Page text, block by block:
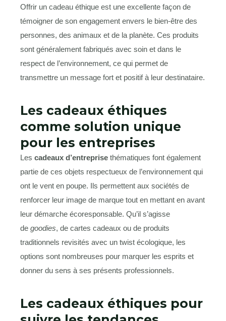
Offrir un cadeau éthique est une excellente façon de
témoigner de son engagement envers le bien-être des
personnes, des animaux et de la planète. Ces produits
sont généralement fabriqués avec soin et dans le
respect de l’environnement, ce qui permet de
transmettre un message fort et positif à leur destinataire.
Les cadeaux éthiques
comme solution unique
pour les entreprises
Les cadeaux d’entreprise thématiques font également
partie de ces objets respectueux de l’environnement qui
ont le vent en poupe. Ils permettent aux sociétés de
renforcer leur image de marque tout en mettant en avant
leur démarche écoresponsable. Qu’il s’agisse
de goodies, de cartes cadeaux ou de produits
traditionnels revisités avec un twist écologique, les
options sont nombreuses pour marquer les esprits et
donner du sens à ses présents professionnels.
Les cadeaux éthiques pour